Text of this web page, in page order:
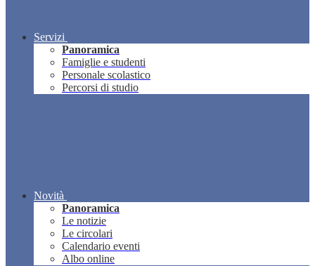
Servizi
Panoramica
Famiglie e studenti
Personale scolastico
Percorsi di studio
Novità
Panoramica
Le notizie
Le circolari
Calendario eventi
Albo online